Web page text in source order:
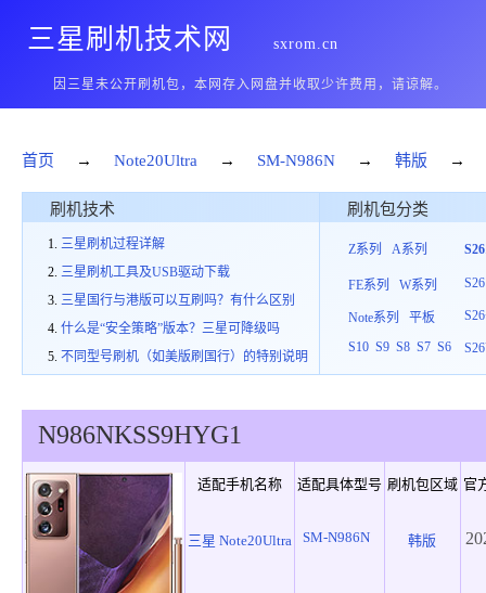
三星刷机技术网 sxrom.cn
因三星未公开刷机包，本网存入网盘并收取少许费用，请谅解。
首页 → Note20Ultra → SM-N986N → 韩版 →
刷机技术
三星刷机过程详解
三星刷机工具及USB驱动下载
三星国行与港版可以互刷吗？有什么区别
什么是“安全策略”版本？三星可降级吗
不同型号刷机（如美版刷国行）的特别说明
刷机包分类
Z系列 A系列
FE系列 W系列
Note系列
平板
S10 S9 S8 S7 S6
S26
N986NKSS9HYG1
适配手机名称 适配具体型号 刷机包区域 官
三星 Note20Ultra SM-N986N 韩版